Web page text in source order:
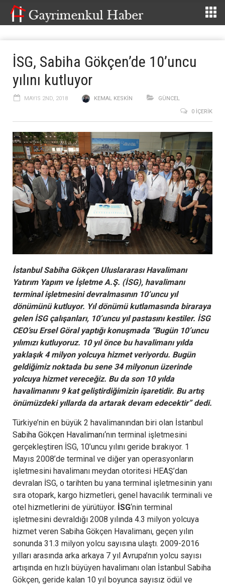
İSG, Sabiha Gökçen’de 10’uncu
yılını kutluyor
MAYIS 2ND, 2018 KEMAL KESKIN
GÜNCEL
0 İÇERIK
İstanbul Sabiha Gökçen Uluslararası Havalimanı
Yatırım Yapım ve İşletme A.Ş. (İSG), havalimanı
terminal işletmesini devralmasının 10’uncu yıl
dönümünü kutluyor. Yıl dönümü kutlamasında biraraya
gelen İSG çalışanları, 10’uncu yıl pastasını kestiler. İSG
CEO’su Ersel Göral yaptığı konuşmada “Bugün 10’uncu
yılımızı kutluyoruz. 10 yıl önce bu havalimanı yılda
yaklaşık 4 milyon yolcuya hizmet veriyordu. Bugün
geldiğimiz noktada bu sene 34 milyonun üzerinde
yolcuya hizmet vereceğiz. Bu da son 10 yılda
havalimanını 9 kat geliştirdiğimizin işaretidir. Bu artış
önümüzdeki yıllarda da artarak devam edecektir” dedi.
Türkiye’nin en büyük 2 havalimanından biri olan İstanbul
Sabiha Gökçen Havalimanı‘nın terminal işletmesini
gerçekleştiren İSG, 10’uncu yılını geride bırakıyor. 1
Mayıs 2008’de terminal ve diğer yan operasyonların
işletmesini havalimanı meydan otoritesi HEAŞ’dan
devralan İSG, o tarihten bu yana terminal işletmesinin yanı
sıra otopark, kargo hizmetleri, genel havacılık terminali ve
otel hizmetlerini de yürütüyor. İSG‘nin terminal
işletmesini devraldığı 2008 yılında 4.3 milyon yolcuya
hizmet veren Sabiha Gökçen Havalimanı, geçen yılın
sonunda 31.3 milyon yolcu sayısına ulaştı. 2009-2016
yılları arasında arka arkaya 7 yıl Avrupa’nın yolcu sayısı
artışında en hızlı büyüyen havalimanı olan İstanbul Sabiha
Gökçen, geride kalan 10 yıl boyunca sayısız ödül ve